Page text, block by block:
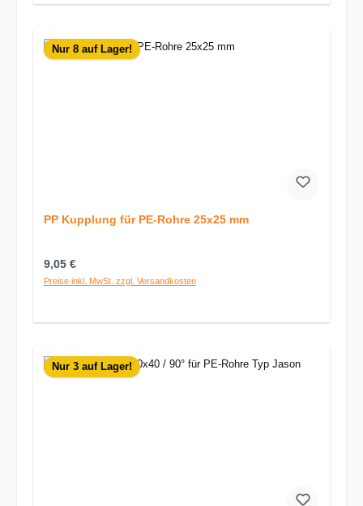
Nur 8 auf Lager!
PP Kupplung für PE-Rohre 25x25 mm
Regulärer Preis:
9,05 €
Preise inkl. MwSt. zzgl. Versandkosten
Nur 3 auf Lager!